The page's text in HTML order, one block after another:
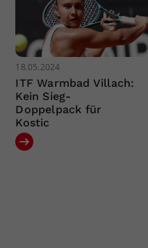
18.05.2024
ITF Warmbad Villach:
Kein Sieg-
Doppelpack für
Kostic